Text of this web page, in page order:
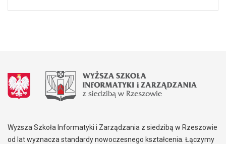
Wyższa Szkoła Informatyki i Zarządzania z siedzibą w Rzeszowie
od lat wyznacza standardy nowoczesnego kształcenia. Łączymy